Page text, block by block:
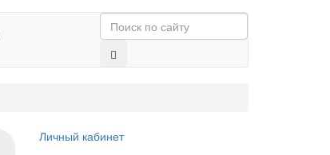
Личный кабинет